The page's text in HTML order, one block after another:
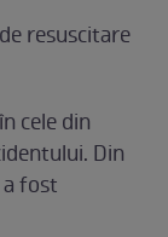
resuscitare
cele din
Din
fost